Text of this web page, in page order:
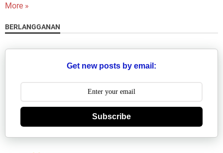
More »
BERLANGGANAN
Get new posts by email:
Subscribe